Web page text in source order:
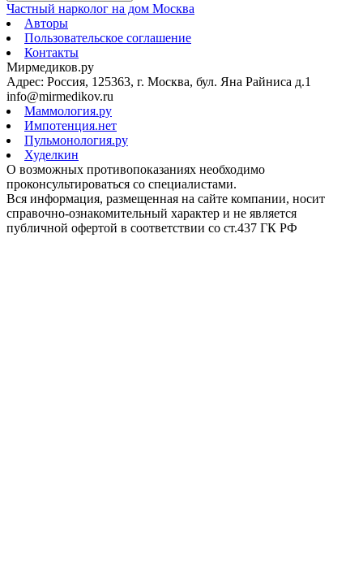
Частный нарколог на дом Москва
Авторы
Пользовательское соглашение
Контакты
Мирмедиков.ру
Адрес: Россия, 125363, г. Москва, бул. Яна Райниса д.1
info@mirmedikov.ru
Маммология.ру
Импотенция.нет
Пульмонология.ру
Худелкин
О возможных противопоказаниях необходимо
проконсультироваться со специалистами.
Вся информация, размещенная на сайте компании, носит
справочно-ознакомительный характер и не является
публичной офертой в соответствии со ст.437 ГК РФ